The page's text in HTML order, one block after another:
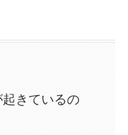
きているの